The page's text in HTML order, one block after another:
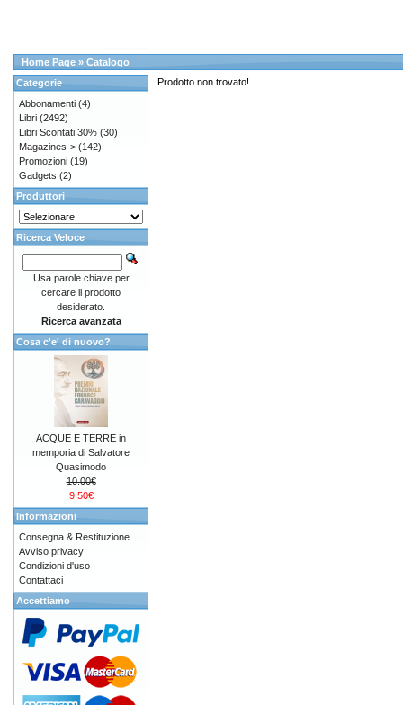
Home Page » Catalogo
Prodotto non trovato!
Categorie
Abbonamenti (4)
Libri (2492)
Libri Scontati 30% (30)
Magazines-> (142)
Promozioni (19)
Gadgets (2)
Produttori
Ricerca Veloce
Usa parole chiave per
cercare il prodotto
desiderato.
Ricerca avanzata
Cosa c'e' di nuovo?
ACQUE E TERRE in
memporia di Salvatore
Quasimodo
10.00€
9.50€
Informazioni
Consegna & Restituzione
Avviso privacy
Condizioni d'uso
Contattaci
Accettiamo